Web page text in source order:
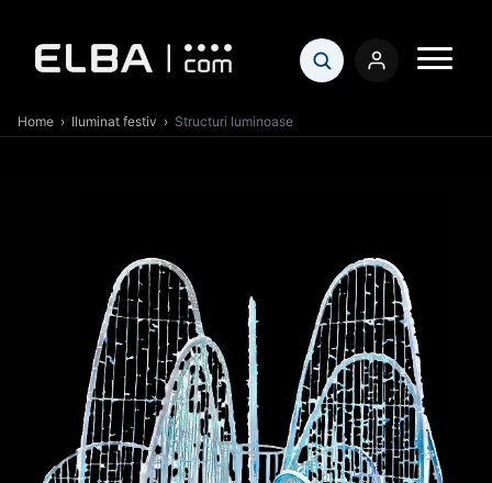
Home › Iluminat festiv › Structuri luminoase